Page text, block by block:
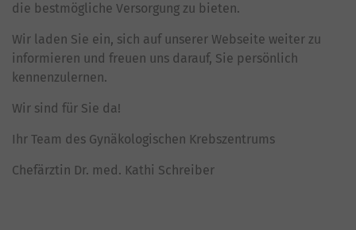
die bestmögliche Versorgung zu bieten.
Wir laden Sie ein, sich auf unserer Webseite weiter zu
informieren und freuen uns darauf, Sie persönlich
kennenzulernen.
Wir sind für Sie da!
Ihr Team des Gynäkologischen Krebszentrums
Chefärztin Dr. med. Kathi Schreiber